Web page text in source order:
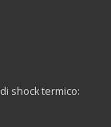
shock termico: